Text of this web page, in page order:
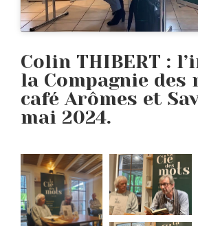
Colin THIBERT :
la Compagnie des
café Arômes et
mai 2024.